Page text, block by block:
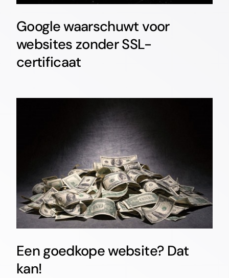
Google waarschuwt voor
websites zonder SSL-
certificaat
Een goedkope website? Dat
kan!
Een goedkope website? Dat
kan!